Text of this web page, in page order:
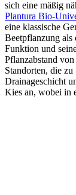
sich eine mäßig
Plantura Bio-
eine klassische
Beetpflanzung als
Funktion und
Pflanzabstand
Standorten, die zu
Drainageschicht
Kies an, wobei in